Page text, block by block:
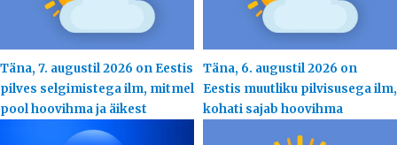
Täna, 7. augustil 2026 on Eestis
pilves selgimistega ilm, mitmel
pool hoovihma ja äikest
Täna, 6. augustil 2026 on
Eestis muutliku pilvisusega ilm,
kohati sajab hoovihma